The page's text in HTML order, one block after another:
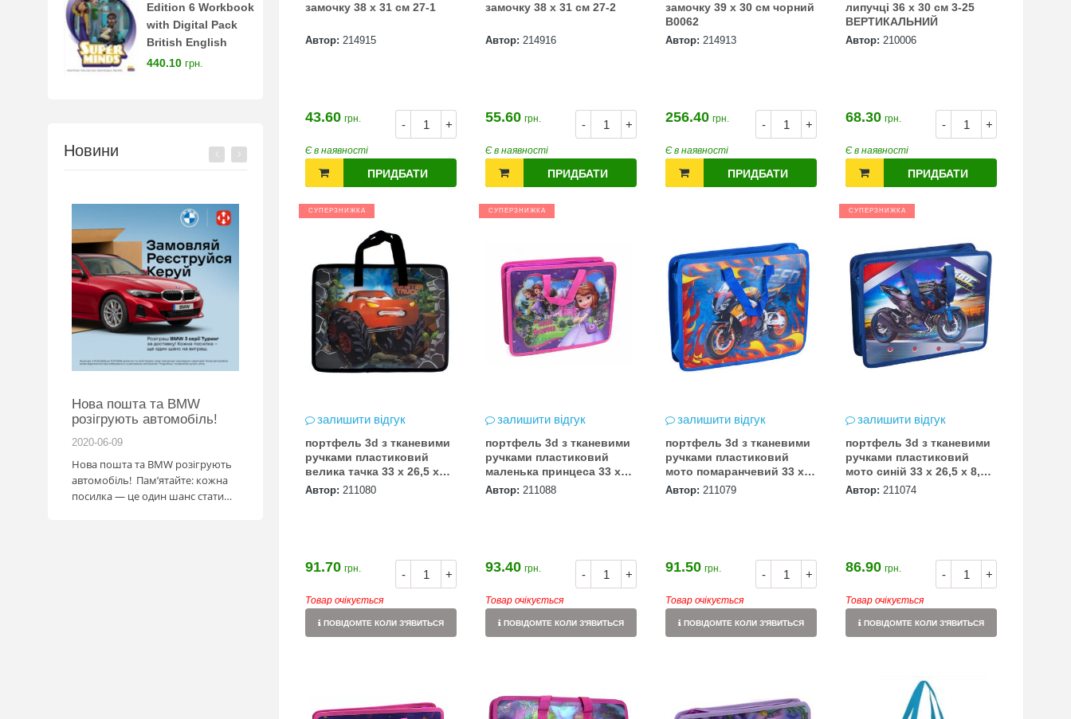
Edition 6 Workbook
with Digital Pack
British English
440.10 грн.
Новини
Нова пошта та BMW
розігрують автомобіль!
2020-06-09
Нова пошта та BMW розігрують
автомобіль! Пам’ятайте: кожна
посилка — це один шанс стати
Готуйтеся до НМТ 2026 за
посібниками видавництва Ранок
2026-06-18
замочку 38 х 31 см 27-1
Автор: 214915
- +
43.60 грн.
Є в наявності
ПРИДБАТИ
замочку 38 х 31 см 27-2
Автор: 214916
- +
55.60 грн.
Є в наявності
ПРИДБАТИ
замочку 39 х 30 см чорний
B0062
Автор: 214913
- +
256.40 грн.
Є в наявності
ПРИДБАТИ
липучці 36 х 30 см 3-25
ВЕРТИКАЛЬНИЙ
Автор: 210006
- +
68.30 грн.
Є в наявності
ПРИДБАТИ
СУПЕРЗНИЖКА
залишити відгук
портфель 3d з тканевими
ручками пластиковий
велика тачка 33 х 26,5 х
8,5 см
Автор: 211080
- +
91.70 грн.
Товар очікується
ПОВІДОМТЕ КОЛИ З'ЯВИТЬСЯ
СУПЕРЗНИЖКА
залишити відгук
портфель 3d з тканевими
ручками пластиковий
маленька принцеса 33 х
26,5 х 8,5 см
Автор: 211088
- +
93.40 грн.
Товар очікується
ПОВІДОМТЕ КОЛИ З'ЯВИТЬСЯ
залишити відгук
портфель 3d з тканевими
ручками пластиковий
мото помаранчевий 33 х
26,5 х 8,5 см
Автор: 211079
- +
91.50 грн.
Товар очікується
ПОВІДОМТЕ КОЛИ З'ЯВИТЬСЯ
СУПЕРЗНИЖКА
залишити відгук
портфель 3d з тканевими
ручками пластиковий
мото синій 33 х 26,5 х 8,5
см
Автор: 211074
- +
86.90 грн.
Товар очікується
ПОВІДОМТЕ КОЛИ З'ЯВИТЬСЯ